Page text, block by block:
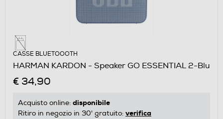
CASSE BLUETOOOTH
HARMAN KARDON - Speaker GO ESSENTIAL 2-Blu
€ 34,90
Acquisto online: disponibile
Ritiro in negozio in 30' gratuito: verifica